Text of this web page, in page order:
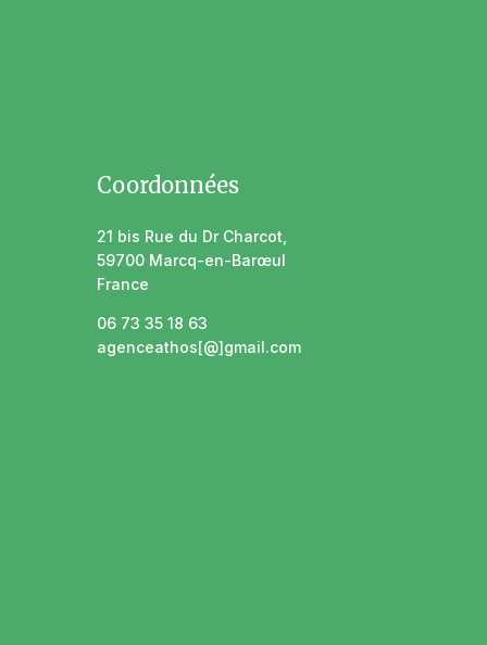
Coordonnées
21 bis Rue du Dr Charcot,
59700 Marcq-en-Barœul
France
06 73 35 18 63
agenceathos[@]gmail.com